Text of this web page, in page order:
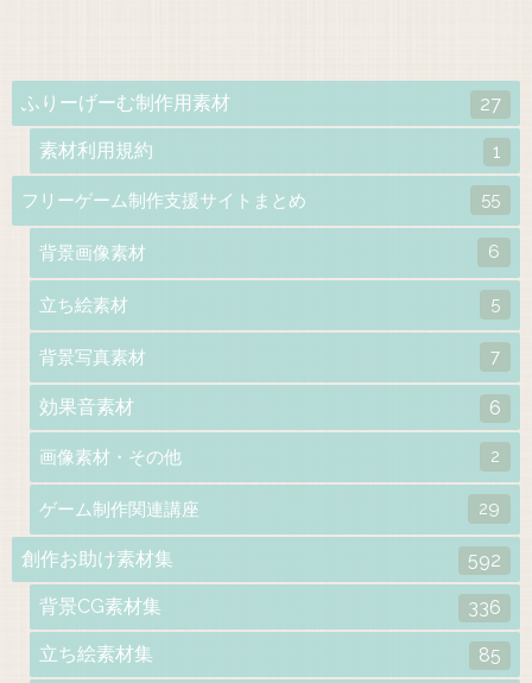
ふりーげーむ制作用素材 27
素材利用規約 1
フリーゲーム制作支援サイトまとめ 55
背景画像素材 6
立ち絵素材 5
背景写真素材 7
効果音素材 6
画像素材・その他 2
ゲーム制作関連講座 29
創作お助け素材集 592
背景CG素材集 336
立ち絵素材集 85